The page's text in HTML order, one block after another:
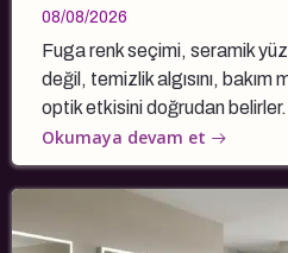
08/08/2026
Fuga renk seçimi, seramik
değil, temizlik algısını, bakım
optik etkisini doğrudan
Okumaya devam et